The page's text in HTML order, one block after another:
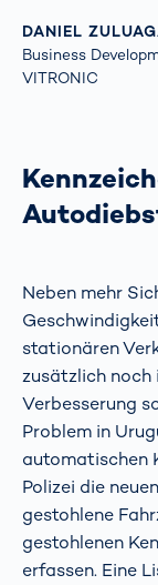
DANIEL
Business
VITRONIC
Neben mehr
stationären
zusätzlich noch
Verbesserung
Problem in
automatischen
Polizei die
gestohlene
gestohlenen
erfassen. Eine